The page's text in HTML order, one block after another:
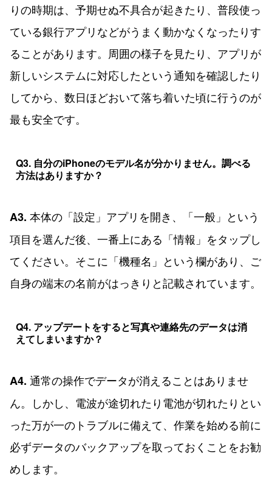
りの時期は、予期せぬ不具合が起きたり、普段使っ
ている銀行アプリなどがうまく動かなくなったりす
ることがあります。周囲の様子を見たり、アプリが
新しいシステムに対応したという通知を確認したり
してから、数日ほどおいて落ち着いた頃に行うのが
最も安全です。
Q3. 自分のiPhoneのモデル名が分かりません。調べる
方法はありますか？
A3. 本体の「設定」アプリを開き、「一般」という
項目を選んだ後、一番上にある「情報」をタップし
てください。そこに「機種名」という欄があり、ご
自身の端末の名前がはっきりと記載されています。
Q4. アップデートをすると写真や連絡先のデータは消
えてしまいますか？
A4. 通常の操作でデータが消えることはありませ
ん。しかし、電波が途切れたり電池が切れたりとい
った万が一のトラブルに備えて、作業を始める前に
必ずデータのバックアップを取っておくことをお勧
めします。